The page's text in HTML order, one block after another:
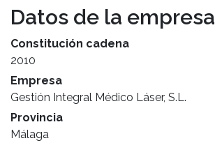
Datos de la empresa
Constitución cadena
2010
Empresa
Gestión Integral Médico Láser, S.L.
Provincia
Málaga